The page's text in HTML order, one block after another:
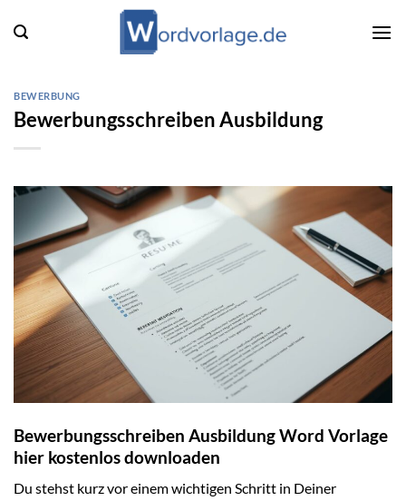
Inhalt
BEWERBUNG
Bewerbungsschreiben Ausbildung
Bewerbungsschreiben Ausbildung Word Vorlage
hier kostenlos downloaden
Du stehst kurz vor einem wichtigen Schritt in Deiner